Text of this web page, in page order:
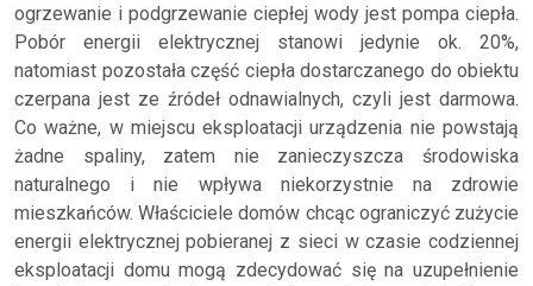
ogrzewanie i podgrzewanie ciepłej wody jest pompa ciepła.
Pobór energii elektrycznej stanowi jedynie ok. 20%,
natomiast pozostała część ciepła dostarczanego do obiektu
czerpana jest ze źródeł odnawialnych, czyli jest darmowa.
Co ważne, w miejscu eksploatacji urządzenia nie powstają
żadne spaliny, zatem nie zanieczyszcza środowiska
naturalnego i nie wpływa niekorzystnie na zdrowie
mieszkańców. Właściciele domów chcąc ograniczyć zużycie
energii elektrycznej pobieranej z sieci w czasie codziennej
eksploatacji domu mogą zdecydować się na uzupełnienie